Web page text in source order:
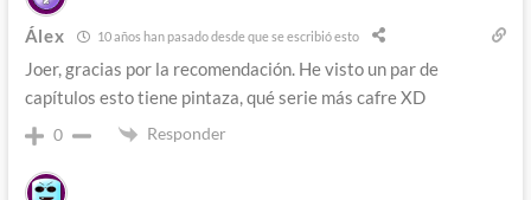
Álex 10 años han pasado desde que se escribió esto
Joer, gracias por la recomendación. He visto un par de
capítulos esto tiene pintaza, qué serie más cafre XD
0 Responder